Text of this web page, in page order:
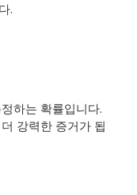
.
하는 확률입니다.
강력한 증거가 됩